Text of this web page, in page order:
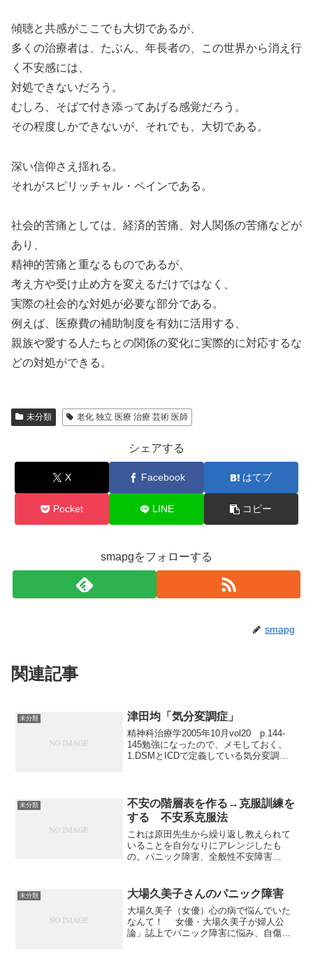
傾聴と共感がここでも大切であるが、
多くの治療者は、たぶん、年長者の、この世界から消え行
く不安感には、
対処できないだろう。
むしろ、そばで付き添ってあげる感覚だろう。
その程度しかできないが、それでも、大切である。
深い信仰さえ揺れる。
それがスピリッチャル・ペインである。
社会的苦痛としては、経済的苦痛、対人関係の苦痛などが
あり、
精神的苦痛と重なるものであるが、
考え方や受け止め方を変えるだけではなく、
実際の社会的な対処が必要な部分である。
例えば、医療費の補助制度を有効に活用する、
親族や愛する人たちとの関係の変化に実際的に対応するな
どの対処ができる。
未分類 老化 独立 医療 治療 芸術 医師
シェアする
X Facebook はてブ
Pocket LINE コピー
smapgをフォローする
smapg
関連記事
未分類 津田均「気分変調症」
精神科治療学2005年10月vol20 p.144-
145勉強になったので、メモしておく。
1.DSMとICDで定義している気分変調症
未分類
不安の階層表を作る→克服訓練を
する 不安系克服法
これは原田先生から繰り返し教えられて
いることを自分なりにアレンジしたも
の。パニック障害、全般性不安障害
仕組みを理解していただいて、強迫行動
を繰り返していれば、ま...
未分類 大場久美子さんのパニック障害
大場久美子（女優）心の病で悩んでいた
なんて！ 女優・大場久美子が婦人公
論」誌上でパニック障害に悩み、自傷行